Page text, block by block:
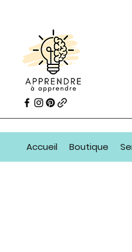
Accueil Boutique